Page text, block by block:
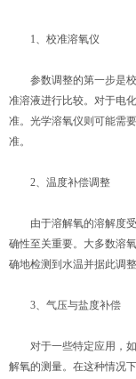
1、校准溶氧仪
参数调整的第一步是校
准溶液进行比较。对于电
准。光学溶氧仪则可能需
准。
2、温度补偿调整
由于溶解氧的溶解度受
确性至关重要。大多数溶
确地检测到水温并据此调整
3、气压与盐度补偿
对于一些特定应用，如
解氧的测量。在这种情况